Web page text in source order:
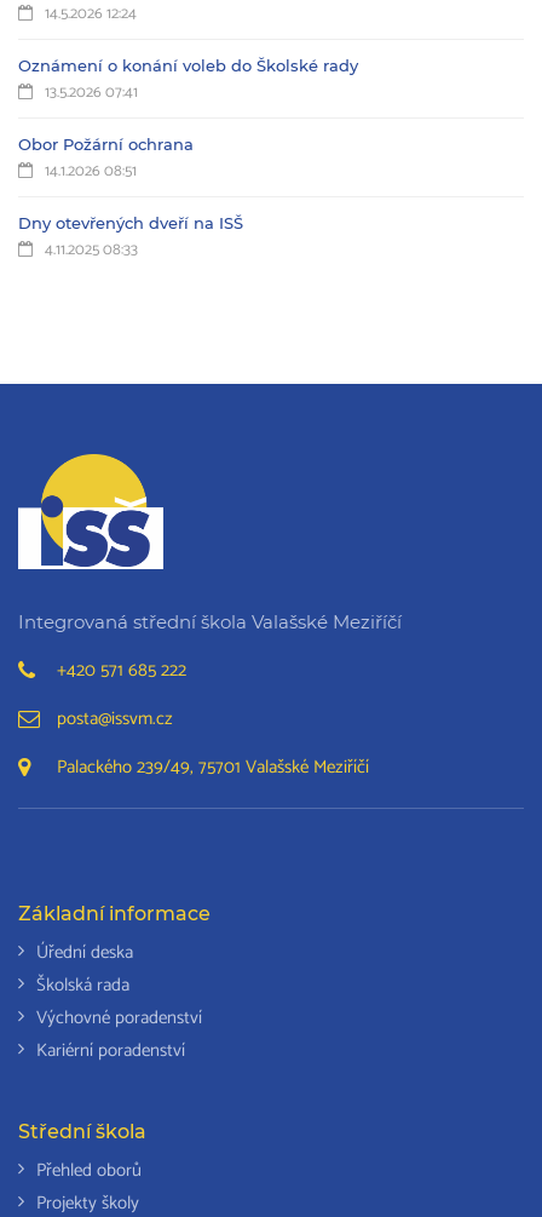
14.5.2026 12:24
Oznámení o konání voleb do Školské rady
13.5.2026 07:41
Obor Požární ochrana
14.1.2026 08:51
Dny otevřených dveří na ISŠ
4.11.2025 08:33
Integrovaná střední škola Valašské Meziříčí
+420 571 685 222
posta@issvm.cz
Palackého 239/49, 75701 Valašské Meziříčí
Základní informace
Úřední deska
Školská rada
Výchovné poradenství
Kariérní poradenství
Střední škola
Přehled oborů
Projekty školy